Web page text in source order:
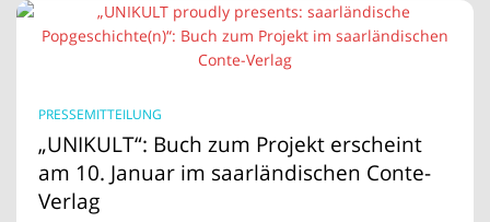
PRESSEMITTEILUNG
„UNIKULT“: Buch zum Projekt erscheint
am 10. Januar im saarländischen Conte-
Verlag